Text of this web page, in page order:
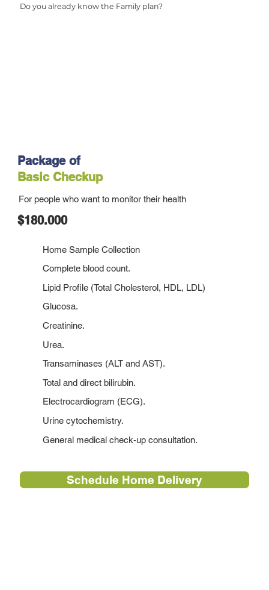
Do you already know the Family plan?
Package of
Basic Checkup
For people who want to monitor their health
$180.000
Home Sample Collection
Complete blood count.
Lipid Profile (Total Cholesterol, HDL, LDL)
Glucosa.
Creatinine.
Urea.
Transaminases (ALT and AST).
Total and direct bilirubin.
Electrocardiogram (ECG).
Urine cytochemistry.
General medical check-up consultation.
Schedule Home Delivery